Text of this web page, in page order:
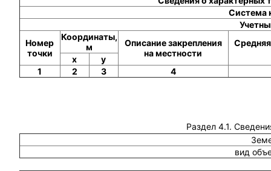
Система
Номер
точки
Координаты,
м
Описание закрепления
на местности
x
y
1
2 3 4
Раздел 4.1.
вид